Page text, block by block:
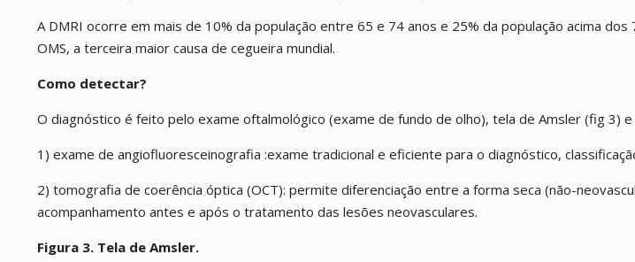
A DMRI ocorre em mais de 10% da população entre 65 e 74 anos e 25% da população acima
OMS, a terceira maior causa de cegueira mundial.
Como detectar?
O diagnóstico é feito pelo exame oftalmológico (exame de fundo de olho), tela de Amsler (fig 3)
1) exame de angiofluoresceinografia :exame tradicional e eficiente para o diagnóstico,
2) tomografia de coerência óptica (OCT): permite diferenciação entre a forma seca (não-
acompanhamento antes e após o tratamento das lesões neovasculares.
Figura 3. Tela de Amsler.